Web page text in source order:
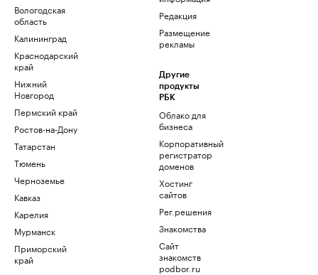
Вологодская
область
Калининград
Краснодарский
край
Нижний
Новгород
Пермский край
Ростов-на-Дону
Татарстан
Тюмень
Черноземье
Кавказ
Карелия
Мурманск
Приморский
край
Редакция
Размещение
рекламы
Другие
продукты
РБК
Облако для
бизнеса
Корпоративный
регистратор
доменов
Хостинг
сайтов
Рег.решения
Знакомства
Сайт
знакомств
podbor.ru